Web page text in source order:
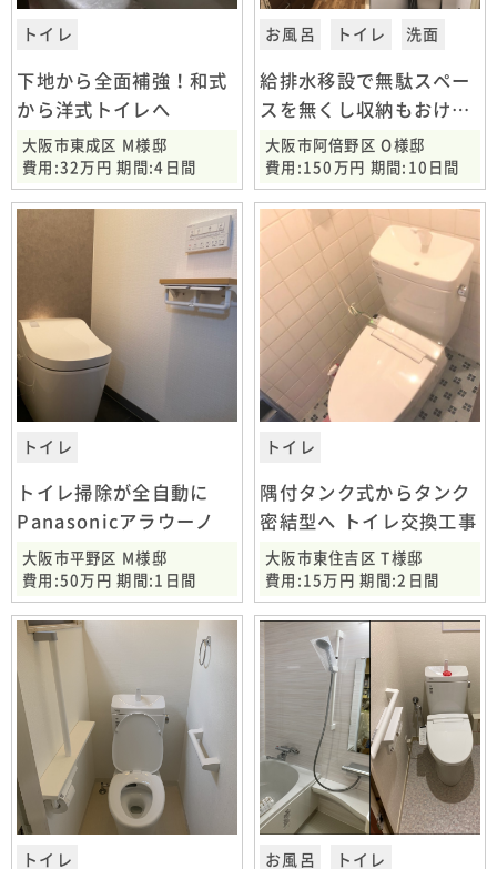
トイレ
下地から全面補強！和式
から洋式トイレへ
大阪市東成区 M様邸
費用:32万円 期間:4日間
お風呂 トイレ 洗面
給排水移設で無駄スペー
スを無くし収納もおけて
スッキリ
大阪市阿倍野区 O様邸
費用:150万円 期間:10日間
トイレ
トイレ掃除が全自動に
Panasonicアラウーノ
大阪市平野区 M様邸
費用:50万円 期間:1日間
トイレ
隅付タンク式からタンク
密結型へ トイレ交換工事
大阪市東住吉区 T様邸
費用:15万円 期間:2日間
トイレ お風呂 トイレ